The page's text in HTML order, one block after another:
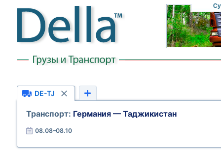
DE-TJ
Транспорт: Германия — Таджикистан
08.08–08.10